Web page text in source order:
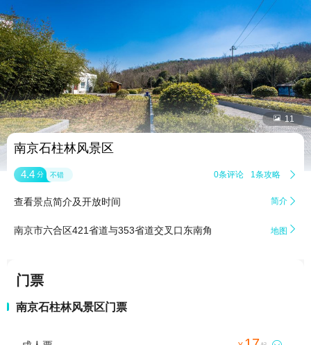
 11
南京石柱林风景区
4.4 分 不错 0条评论 1条攻略 
查看景点简介及开放时间 简介 
南京市六合区421省道与353省道交叉口东南角 地图 
门票
南京石柱林风景区门票
